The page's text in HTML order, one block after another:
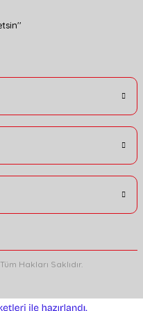
Hakları Saklıdır.
e-